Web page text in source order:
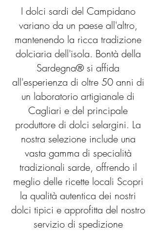
I dolci sardi del Campidano
variano da un paese all'altro,
mantenendo la ricca tradizione
dolciaria dell'isola. Bontà della
Sardegna® si affida
all'esperienza di oltre 50 anni di
un laboratorio artigianale di
Cagliari e del principale
produttore di dolci selargini. La
nostra selezione include una
vasta gamma di specialità
tradizionali sarde, offrendo il
meglio delle ricette locali Scopri
la qualità autentica dei nostri
dolci tipici e approfitta del nostro
servizio di spedizione